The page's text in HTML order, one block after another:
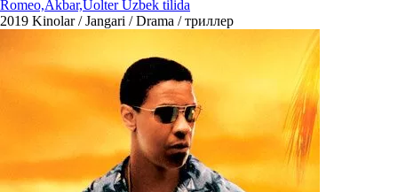
Romeo,Akbar,Uolter Uzbek tilida
2019 Kinolar / Jangari / Drama / триллер